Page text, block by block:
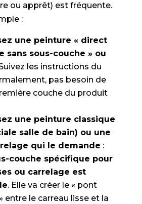
ou apprêt) est fréquente.
:
une peinture « direct
sans sous-couche » ou
les instructions du
pas besoin de
couche du produit
une peinture classique
salle de bain) ou une
qui le demande :
couche spécifique pour
ou carrelage est
. Elle va créer le « pont
entre le carreau lisse et la